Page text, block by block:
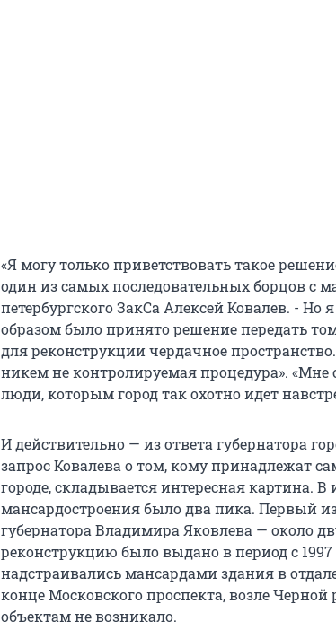
«Я могу только приветствовать такое
один из самых последовательных борцов с
петербургского ЗакСа Алексей Ковалев. - Но
образом было принято решение передать
для реконструкции чердачное
никем не контролируемая процедура». «Мне
люди, которым город так охотно идет
И действительно — из ответа губернатора
запрос Ковалева о том, кому принадлежат
городе, складывается интересная картина. В
мансардостроения было два пика. Первый
губернатора Владимира Яковлева — около
реконструкцию было выдано в период с 1997
надстраивались мансардами здания в
конце Московского проспекта, возле
объектам не возникало.